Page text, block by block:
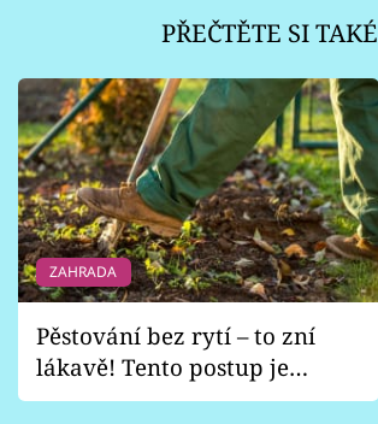
PŘEČTĚTE SI TAKÉ
ZAHRADA
Pěstování bez rytí – to zní
lákavě! Tento postup je
vhodný jen pro některé